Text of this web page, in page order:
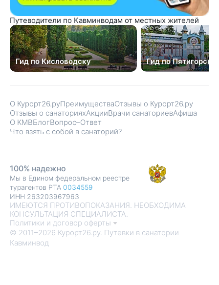
Путеводители по Кавминводам от местных жителей
Гид по Кисловодску Гид по Пятигорску
О Курорт26.руПреимуществаОтзывы о Курорт26.ру
Отзывы о санаторияхАкцииВрачи санаториевАфиша
О КМВБлогВопрос–Ответ
Что взять с собой в санаторий?
ИМЕЮТСЯ ПРОТИВОПОКАЗАНИЯ. НЕОБХОДИМА
КОНСУЛЬТАЦИЯ СПЕЦИАЛИСТА.
Политики и договор оферты
© 2011–2026 Курорт26.ру. Путевки в санатории
Кавминвод
100% надежно
Мы в Едином федеральном реестре
турагентов РТА 0034559
ИНН 263203967963